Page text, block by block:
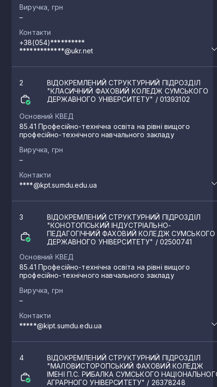
Виручка, грн
–
Контакти
+38(054)**********
*************@ukr.net
2
ВІДОКРЕМЛЕНИЙ СТРУКТУРНИЙ ПІДРОЗДІЛ
"КЛАСИЧНИЙ ФАХОВИЙ КОЛЕДЖ СУМСЬКОГО
ДЕРЖАВНОГО УНІВЕРСИТЕТУ" / 01393102
Основний КВЕД
85.41 Професійно-технічна освіта на рівні вищого
професійно-технічного навчального закладу
Виручка, грн
–
Контакти
****@kpt.sumdu.edu.ua
3
ВІДОКРЕМЛЕНИЙ СТРУКТУРНИЙ ПІДРОЗДІЛ
"КОНОТОПСЬКИЙ ІНДУСТРІАЛЬНО-
ПЕДАГОГІЧНИЙ ФАХОВИЙ КОЛЕДЖ СУМСЬКОГО
ДЕРЖАВНОГО УНІВЕРСИТЕТУ" / 02500741
Основний КВЕД
85.41 Професійно-технічна освіта на рівні вищого
професійно-технічного навчального закладу
Виручка, грн
–
Контакти
*****@kipt.sumdu.edu.ua
4
ВІДОКРЕМЛЕНИЙ СТРУКТУРНИЙ ПІДРОЗДІЛ
"МАЛОВИСТОРОПСЬКИЙ ФАХОВИЙ КОЛЕДЖ
ІМЕНІ П.С. РИБАЛКА СУМСЬКОГО
АГРАРНОГО УНІВЕРСИТЕТУ" / 26378248